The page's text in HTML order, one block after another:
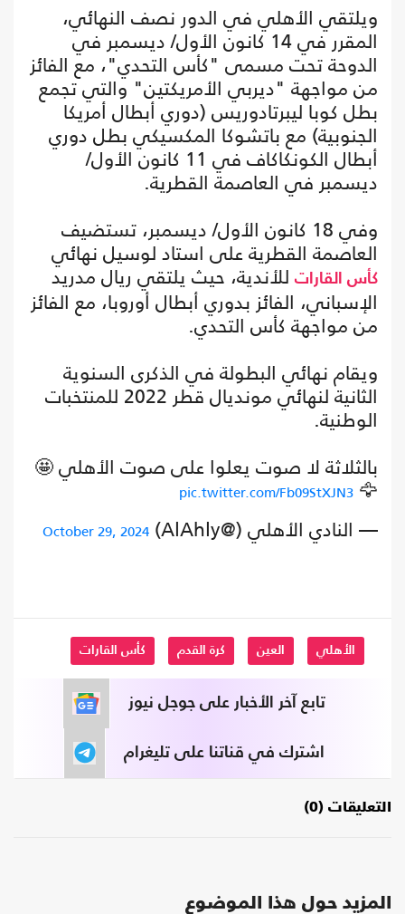
ويلتقي الأهلي في الدور نصف النهائي،
المقرر في 14 كانون الأول/ ديسمبر في
الدوحة تحت مسمى "كأس التحدي"، مع الفائز
من مواجهة "ديربي الأمريكتين" والتي تجمع
بطل كوبا ليبرتادوريس (دوري أبطال أمريكا
الجنوبية) مع باتشوكا المكسيكي بطل دوري
أبطال الكونكاكاف في 11 كانون الأول/
ديسمبر في العاصمة القطرية.
وفي 18 كانون الأول/ ديسمبر، تستضيف
العاصمة القطرية على استاد لوسيل نهائي
كأس القارات للأندية، حيث يلتقي ريال مدريد
الإسباني، الفائز بدوري أبطال أوروبا، مع الفائز
من مواجهة كأس التحدي.
ويقام نهائي البطولة في الذكرى السنوية
الثانية لنهائي مونديال قطر 2022 للمنتخبات
الوطنية.
بالثلاثة لا صوت يعلوا على صوت الأهلي 🤩
🦅
pic.twitter.com/Fb09StXJN3
— ‏النادي الأهلي (@AlAhly) October 29, 2024
الأهلي العين كرة القدم كأس القارات
تابع آخر الأخبار على جوجل نيوز
اشترك في قناتنا على تليغرام
التعليقات (0)
المزيد حول هذا الموضوع